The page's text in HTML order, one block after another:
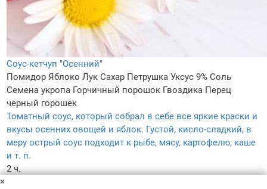
Соус-кетчуп "Осенний"
Помидор Яблоко Лук Сахар Петрушка Уксус 9% Соль
Семена укропа Горчичный порошок Гвоздика Перец
черный горошек
Томатный соус, который собрал в себе все яркие краски и
вкусы осенних овощей и яблок. Густой, кисло-сладкий, в
меру острый соус подходит к рыбе, мясу, картофелю, каше
и т. п.
2 ч.
×